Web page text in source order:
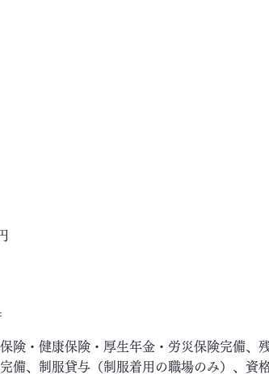
険・健康保険・厚生年金・労災保険完備、
備、制服貸与（制服着用の職場のみ）、資